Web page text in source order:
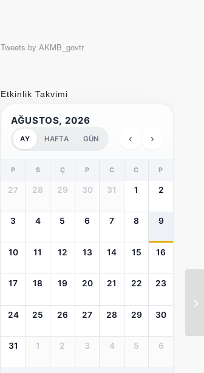
Tweets by AKMB_govtr
Etkinlik Takvimi
AĞUSTOS, 2026
AY HAFTA GÜN ‹ ›
P S Ç P C C P
27 28 29 30 31 1 2
3 4 5 6 7 8 9
10 11 12 13 14 15 16
17 18 19 20 21 22 23
24 25 26 27 28 29 30
31 1 2 3 4 5 6